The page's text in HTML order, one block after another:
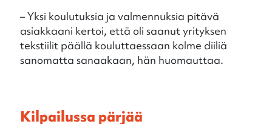
– Yksi koulutuksia ja valmennuksia pitävä
asiakkaani kertoi, että oli saanut yrityksen
tekstiilit päällä kouluttaessaan kolme diiliä
sanomatta sanaakaan, hän huomauttaa.
Kilpailussa pärjää